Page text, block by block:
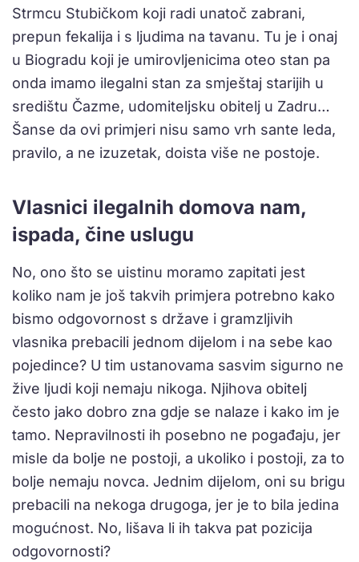
Strmcu Stubičkom koji radi unatoč zabrani,
prepun fekalija i s ljudima na tavanu. Tu je i onaj
u Biogradu koji je umirovljenicima oteo stan pa
onda imamo ilegalni stan za smještaj starijih u
središtu Čazme, udomiteljsku obitelj u Zadru…
Šanse da ovi primjeri nisu samo vrh sante leda,
pravilo, a ne izuzetak, doista više ne postoje.
Vlasnici ilegalnih domova nam,
ispada, čine uslugu
No, ono što se uistinu moramo zapitati jest
koliko nam je još takvih primjera potrebno kako
bismo odgovornost s države i gramzljivih
vlasnika prebacili jednom dijelom i na sebe kao
pojedince? U tim ustanovama sasvim sigurno ne
žive ljudi koji nemaju nikoga. Njihova obitelj
često jako dobro zna gdje se nalaze i kako im je
tamo. Nepravilnosti ih posebno ne pogađaju, jer
misle da bolje ne postoji, a ukoliko i postoji, za to
bolje nemaju novca. Jednim dijelom, oni su brigu
prebacili na nekoga drugoga, jer je to bila jedina
mogućnost. No, lišava li ih takva pat pozicija
odgovornosti?